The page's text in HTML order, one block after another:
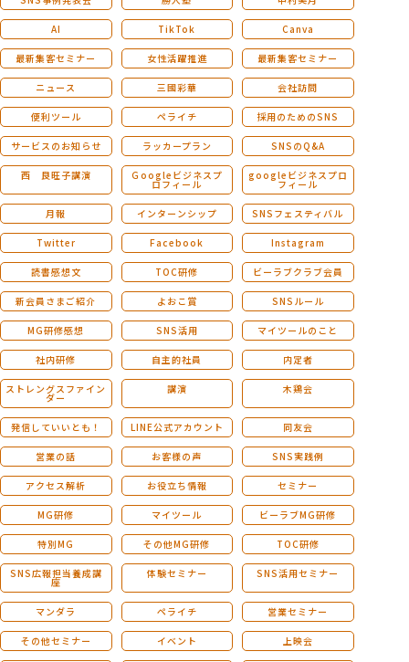
AI TikTok Canva
最新集客セミナー 女性活躍推進 最新集客セミナー
ニュース 三國彩華 会社訪問
便利ツール ペライチ 採用のためのSNS
サービスのお知らせ ラッカープラン SNSのQ&A
西 良旺子講演 Ｇoogleビジネスプ
ロフィール
googleビジネスプロ
フィール
月報 インターンシップ SNSフェスティバル
Twitter Facebook Instagram
読書感想文 TOC研修 ビーラブクラブ会員
新会員さまご紹介 よおこ賞 SNSルール
MG研修感想 SNS活用 マイツールのこと
社内研修 自主的社員 内定者
ストレングスファイン
ダー
講演 木鶏会
発信していいとも！ LINE公式アカウント 同友会
営業の話 お客様の声 SNS実践例
アクセス解析 お役立ち情報 セミナー
MG研修 マイツール ビーラブMG研修
特別MG その他MG研修 TOC研修
SNS広報担当養成講
座
体験セミナー SNS活用セミナー
マンダラ ペライチ 営業セミナー
その他セミナー イベント 上映会